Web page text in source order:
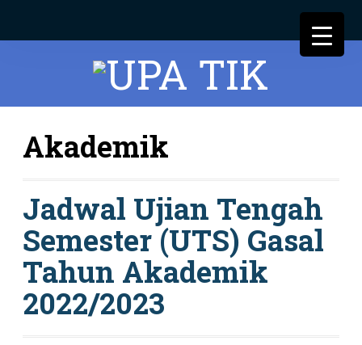
Akademik
Jadwal Ujian Tengah
Semester (UTS) Gasal
Tahun Akademik
2022/2023